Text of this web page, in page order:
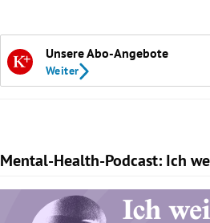
Unsere Abo-Angebote
Weiter
Mental-Health-Podcast: Ich
Slide 1 von 7